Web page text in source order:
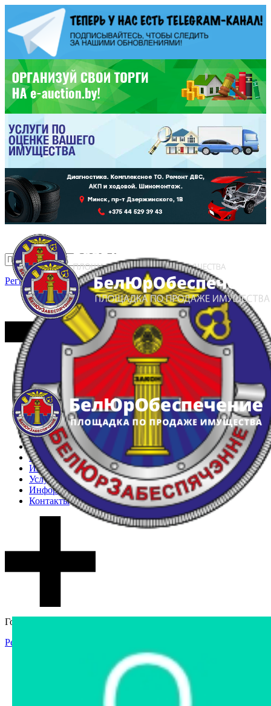
Регистрация Вход
Главная
Арестованное имущество
Реестр несостоявшихся торгов
Реестр переоценок
Частное имущество
Государственное имущество
Интернет-магазин
Интернет-витрина
Услуги
Информация
Контакты
Гостевой доступ
Регистрация
Интернет-магазин
Интернет-витрина